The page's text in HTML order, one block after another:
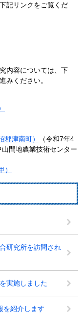
記リンクをご覧くだ
内容については、下
みください。
津南町）
（令和7年4
間地農業技術センター
研究所を訪問され
実施しました
を紹介します